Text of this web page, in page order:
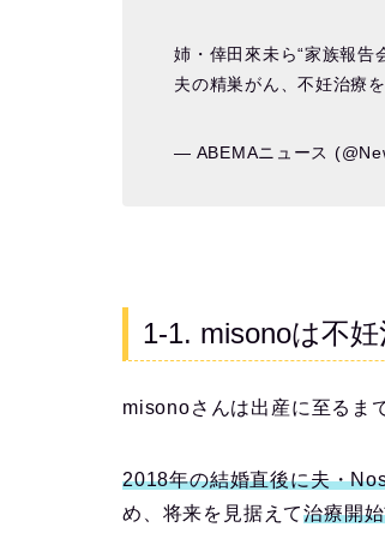
姉・倖田來未ら“家族報告
夫の精巣がん、不妊治療
— ABEMAニュース
1-1. misonoは不
misonoさんは出産に至るま
2018年の結婚直後に夫・
め、将来を見据えて治療開